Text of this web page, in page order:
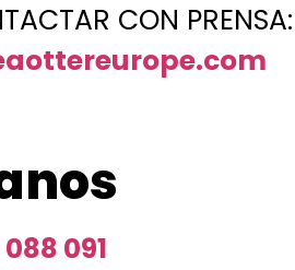
CON PRENSA:
091